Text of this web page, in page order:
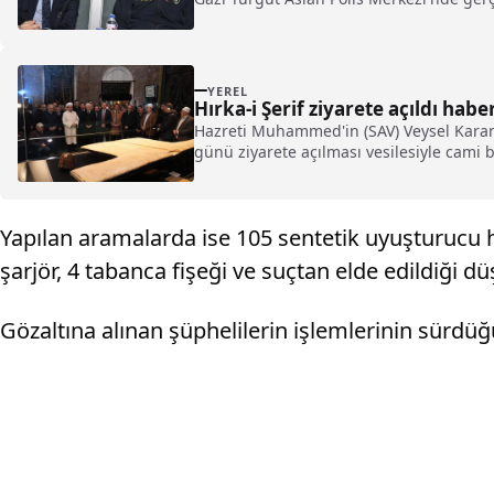
YEREL
Hırka-i Şerif ziyarete açıldı
Hazreti Muhammed'in (SAV) Veysel
günü ziyarete açılması vesilesiyle cami
Yapılan aramalarda ise 105 sentetik
şarjör, 4 tabanca fişeği ve suçtan elde edildiği
Gözaltına alınan şüphelilerin işlemlerinin